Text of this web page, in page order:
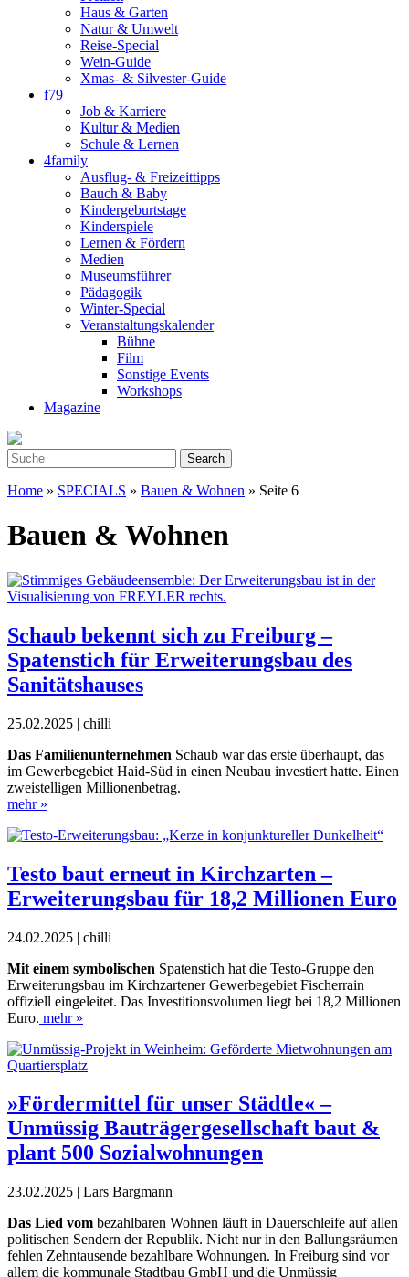
Haus & Garten
Natur & Umwelt
Reise-Special
Wein-Guide
Xmas- & Silvester-Guide
f79
Job & Karriere
Kultur & Medien
Schule & Lernen
4family
Ausflug- & Freizeittipps
Bauch & Baby
Kindergeburtstage
Kinderspiele
Lernen & Fördern
Medien
Museumsführer
Pädagogik
Winter-Special
Veranstaltungskalender
Bühne
Film
Sonstige Events
Workshops
Magazine
Home » SPECIALS » Bauen & Wohnen » Seite 6
Bauen & Wohnen
Schaub bekennt sich zu Freiburg –
Spatenstich für Erweiterungsbau des
Sanitätshauses
25.02.2025 | chilli
Das Familienunternehmen Schaub war das erste überhaupt, das
im Gewerbegebiet Haid-Süd in einen Neubau investiert hatte. Einen
zweistelligen Millionenbetrag.
mehr »
Testo baut erneut in Kirchzarten –
Erweiterungsbau für 18,2 Millionen Euro
24.02.2025 | chilli
Mit einem symbolischen Spatenstich hat die Testo-Gruppe den
Erweiterungsbau im Kirchzartener Gewerbegebiet Fischerrain
offiziell eingeleitet. Das Investitionsvolumen liegt bei 18,2 Millionen
Euro. mehr »
»Fördermittel für unser Städtle« –
Unmüssig Bauträgergesellschaft baut &
plant 500 Sozialwohnungen
23.02.2025 | Lars Bargmann
Das Lied vom bezahlbaren Wohnen läuft in Dauerschleife auf allen
politischen Sendern der Republik. Nicht nur in den Ballungsräumen
fehlen Zehntausende bezahlbare Wohnungen. In Freiburg sind vor
allem die kommunale Stadtbau GmbH und die Unmüssig